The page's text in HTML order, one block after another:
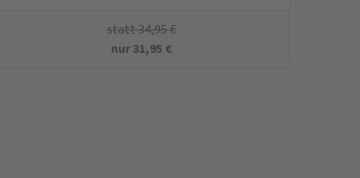
statt34,95€
nur31,95 €